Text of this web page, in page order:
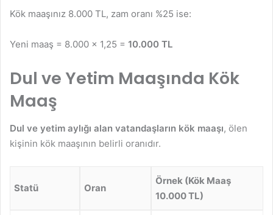
Kök maaşınız 8.000 TL, zam oranı %25 ise:
Yeni maaş = 8.000 × 1,25 = 10.000 TL
Dul ve Yetim Maaşında Kök
Maaş
Dul ve yetim aylığı alan vatandaşların kök maaşı, ölen
kişinin kök maaşının belirli oranıdır.
Statü Oran
Örnek (Kök Maaş
10.000 TL)